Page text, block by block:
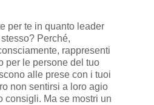
per te in quanto leader
Perché,
rappresenti
per le persone del tuo
alle prese con i tuoi
non sentirsi a loro agio
consigli. Ma se mostri un